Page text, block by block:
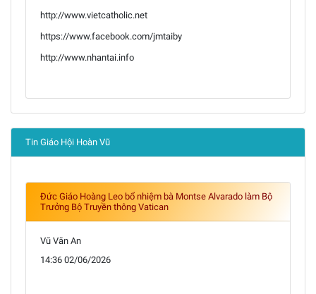
http://www.vietcatholic.net
https://www.facebook.com/jmtaiby
http://www.nhantai.info
Tin Giáo Hội Hoàn Vũ
Đức Giáo Hoàng Leo bổ nhiệm bà Montse Alvarado làm Bộ
Trưởng Bộ Truyền thông Vatican
Vũ Văn An
14:36 02/06/2026